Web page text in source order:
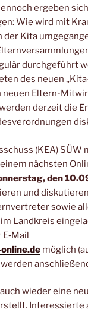
erge­ben
Wie wird mit
der Kita
durch­ge­führt
des neu­en
neu­en Eltern-
der­zeit die
(KEA) SÜW
nächs­ten
den
und
sowie
Land­kreis
mög­lich
wie­der eine
Inter­es­sier­te